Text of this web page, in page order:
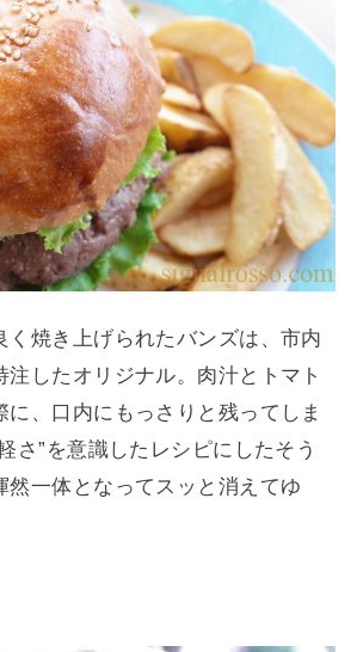
く焼き上げられたバンズは、市内
注したオリジナル。肉汁とトマト
に、口内にもっさりと残ってしま
さ”を意識したレシピにしたそう
然一体となってスッと消えてゆ